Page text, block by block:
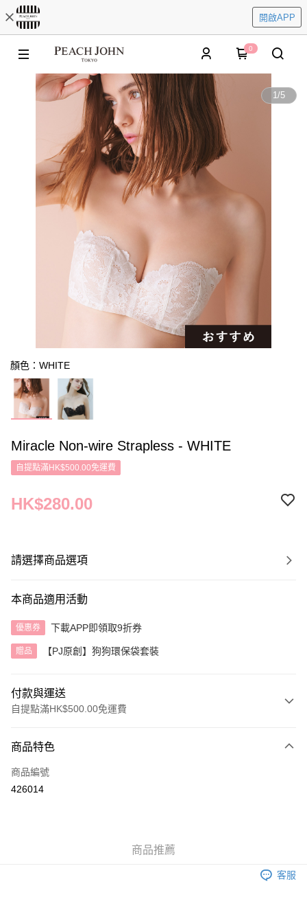
開啟APP
0
1/5
顏色：WHITE
Miracle Non-wire Strapless - WHITE
自提點滿HK$500.00免運費
HK$280.00
請選擇商品選項
本商品適用活動
優惠券 下載APP即領取9折券
贈品 【PJ原創】狗狗環保袋套裝
付款與運送
自提點滿HK$500.00免運費
信用卡
AlipayHK
每筆HK$40.00，滿HK$500.00或以上免運費
商品特色
商品編號
426014
商品推薦
客服